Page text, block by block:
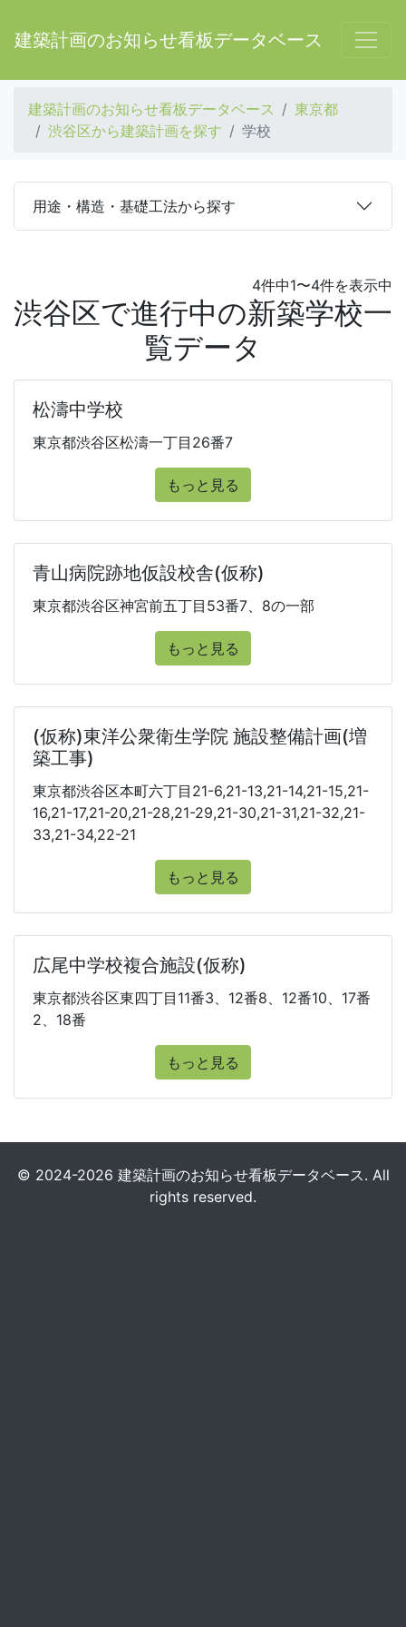
建築計画のお知らせ看板データベース
建築計画のお知らせ看板データベース
東京都
渋谷区から建築計画を探す
学校
用途・構造・基礎工法から探す
4件中1〜4件を表示中
渋谷区で進行中の新築学校一
覧データ
松濤中学校
東京都渋谷区松濤一丁目26番7
もっと見る
青山病院跡地仮設校舎(仮称)
東京都渋谷区神宮前五丁目53番7、8の一部
もっと見る
(仮称)東洋公衆衛生学院 施設整備計画(増
築工事)
東京都渋谷区本町六丁目21-6,21-13,21-14,21-15,21-
16,21-17,21-20,21-28,21-29,21-30,21-31,21-32,21-
33,21-34,22-21
もっと見る
広尾中学校複合施設(仮称)
東京都渋谷区東四丁目11番3、12番8、12番10、17番
2、18番
もっと見る
© 2024-2026 建築計画のお知らせ看板データベース. All
rights reserved.